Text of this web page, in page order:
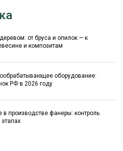
от бруса и опилок — к
и композитам
оборудование:
РФ в 2026 году
в производстве фанеры: контроль